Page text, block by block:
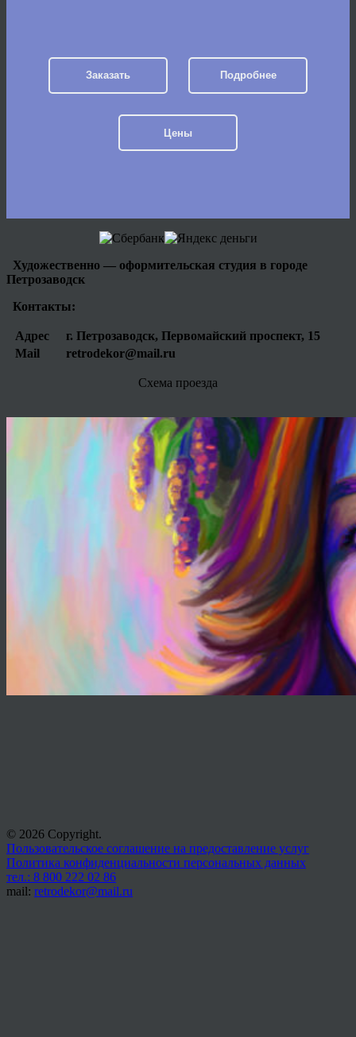
Заказать Подробнее
Цены
Художественно — оформительская студия в городе
Петрозаводск
Контакты:
Адрес
г. Петрозаводск, Первомайский проспект, 15
Mail
retrodekor@mail.ru
Схема проезда
© 2026 Copyright.
Пользовательское соглашение на предоставление услуг
Политика конфиденциальности персональных данных
тел.: 8 800 222 02 86
mail: retrodekor@mail.ru